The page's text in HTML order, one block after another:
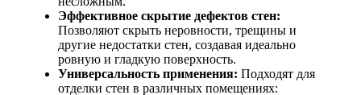
Эффективное скрытие дефектов стен:
Позволяют скрыть неровности, трещины и
другие недостатки стен, создавая идеально
ровную и гладкую поверхность.
Универсальность применения: Подходят для
отделки стен в различных помещениях: